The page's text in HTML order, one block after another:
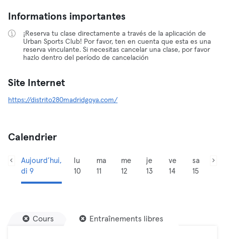
Informations importantes
¡Reserva tu clase directamente a través de la aplicación de
Urban Sports Club! Por favor, ten en cuenta que esta es una
reserva vinculante. Si necesitas cancelar una clase, por favor
hazlo dentro del período de cancelación
Site Internet
https://distrito280madridgoya.com/
Calendrier
Aujourd’hui,
di 9
lu
10
ma
11
me
12
je
13
ve
14
sa
15
Cours Entraînements libres